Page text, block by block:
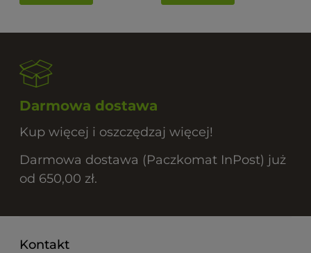
Darmowa dostawa
Kup więcej i oszczędzaj więcej!
Darmowa dostawa (Paczkomat InPost) już
od 650,00 zł.
Kontakt